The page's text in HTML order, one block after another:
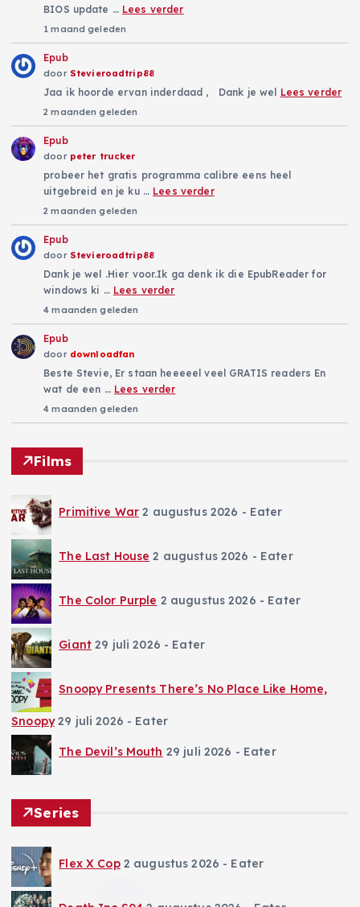
BIOS update … Lees verder
1 maand geleden
Epub
door Stevieroadtrip88
Jaa ik hoorde ervan inderdaad , Dank je wel Lees verder
2 maanden geleden
Epub
door peter trucker
probeer het gratis programma calibre eens heel
uitgebreid en je ku … Lees verder
2 maanden geleden
Epub
door Stevieroadtrip88
Dank je wel .Hier voor.Ik ga denk ik die EpubReader for
windows ki … Lees verder
4 maanden geleden
Epub
door downloadfan
Beste Stevie, Er staan heeeeel veel GRATIS readers En
wat de een … Lees verder
4 maanden geleden
Films
Primitive War 2 augustus 2026 - Eater
The Last House 2 augustus 2026 - Eater
The Color Purple 2 augustus 2026 - Eater
Giant 29 juli 2026 - Eater
Snoopy Presents There’s No Place Like Home,
Snoopy 29 juli 2026 - Eater
The Devil’s Mouth 29 juli 2026 - Eater
Series
Flex X Cop 2 augustus 2026 - Eater